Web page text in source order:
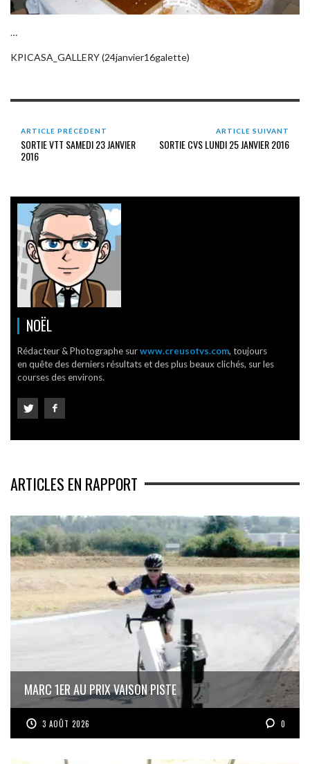
…
KPICASA_GALLERY (24janvier16galette)
ARTICLE PRÉCÉDENT
SORTIE VTT SAMEDI 23 JANVIER
2016
ARTICLE SUIVANT
SORTIE CVS LUNDI 25 JANVIER 2016
NOËL
Rédacteur & Photographe surwww.creusotvs.com, toujours
en quête des derniers résultats et des plus beaux clichés, sur les
courses des environs.
ARTICLES EN RAPPORT
MARC 1ER AU PRIX VAISON PISTE
3 AOÛT 2026 0